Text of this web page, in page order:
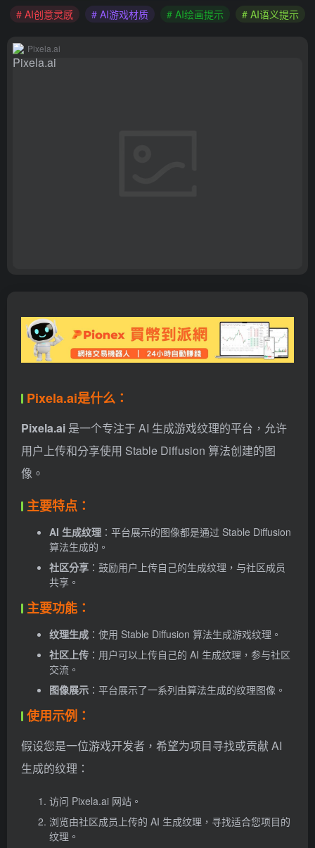
# AI创意灵感
# AI游戏材质 # AI绘画提示 # AI语义提示
Pixela.ai
Pixela.ai是什么：
Pixela.ai 是一个专注于 AI 生成游戏纹理的平台，允许
用户上传和分享使用 Stable Diffusion 算法创建的图
像。
主要特点：
AI 生成纹理 ：平台展示的图像都是通过 Stable Diffusion
算法生成的。
社区分享 ：鼓励用户上传自己的生成纹理，与社区成员
共享。
主要功能：
纹理生成 ：使用 Stable Diffusion 算法生成游戏纹理。
社区上传 ：用户可以上传自己的 AI 生成纹理，参与社区
交流。
图像展示 ：平台展示了一系列由算法生成的纹理图像。
使用示例：
假设您是一位游戏开发者，希望为项目寻找或贡献 AI
生成的纹理：
访问 Pixela.ai 网站。
浏览由社区成员上传的 AI 生成纹理，寻找适合您项目的
纹理。